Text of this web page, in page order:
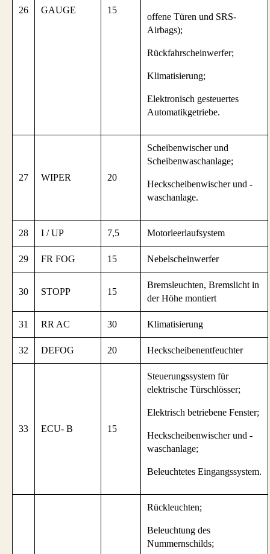
26 GAUGE 15
offene Türen und SRS-
Airbags);
Rückfahrscheinwerfer;
Klimatisierung;
Elektronisch gesteuertes
Automatikgetriebe.
27 WIPER 20
Scheibenwischer und
Scheibenwaschanlage;
Heckscheibenwischer und -
waschanlage.
28 I / UP 7,5 Motorleerlaufsystem
29 FR FOG 15 Nebelscheinwerfer
30 STOPP 15
Bremsleuchten, Bremslicht in
der Höhe montiert
31 RR AC 30 Klimatisierung
32 DEFOG 20 Heckscheibenentfeuchter
33 ECU- B 15
Steuerungssystem für
elektrische Türschlösser;
Elektrisch betriebene Fenster;
Heckscheibenwischer und -
waschanlage;
Beleuchtetes Eingangssystem.
Rückleuchten;
Beleuchtung des
Nummernschilds;